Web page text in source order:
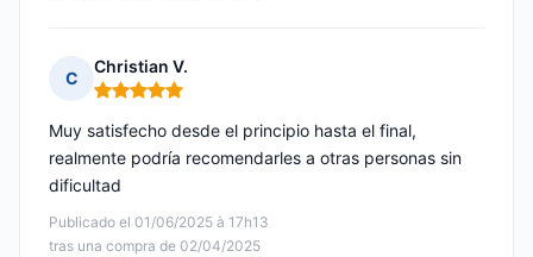
C
Christian V.
Nota: 5 de 5
Publicado el 01/06/2025 à 17h13
tras una compra de 02/04/2025
Muy satisfecho desde el principio hasta el final,
realmente podría recomendarles a otras personas sin
dificultad